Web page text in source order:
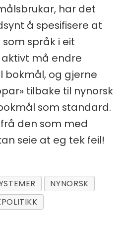
har det
å spesifisere at
språk i eit
aktivt må endre
bokmål, og gjerne
tilbake til nynorsk
som standard.
den som med
seie at eg tek feil!
NYNORSK